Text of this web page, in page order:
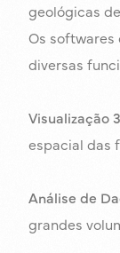
geológicas
Os
diversas
Visualização
espacial das
Análise de
grandes